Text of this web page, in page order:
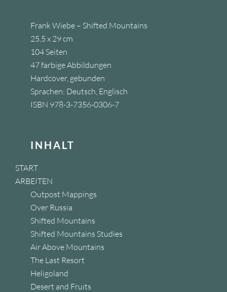
Frank Wiebe – Shifted Mountains
25,5 x 29 cm
104 Seiten
47 farbige Abbildungen
Hardcover, gebunden
Sprachen: Deutsch, Englisch
ISBN 978-3-7356-0306-7
INHALT
START
ARBEITEN
Outpost Mappings
Over Russia
Shifted Mountains
Shifted Mountains Studies
Air Above Mountains
The Last Resort
Heligoland
Desert and Fruits